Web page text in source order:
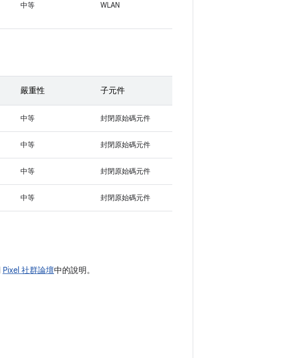
中等 WLAN
嚴重性 子元件
中等 封閉原始碼元件
中等 封閉原始碼元件
中等 封閉原始碼元件
中等 封閉原始碼元件
Pixel 社群論壇中的說明。